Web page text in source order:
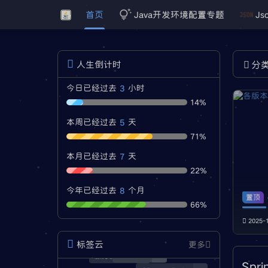
首页 Java开发环境配置专题
分
置顶
2025-
人生倒计时
今日已经过去 3 小时
14%
本周已经过去 5 天
71%
本月已经过去 7 天
22%
今年已经过去 8 个月
66%
标签云 更多
服务器安全 1